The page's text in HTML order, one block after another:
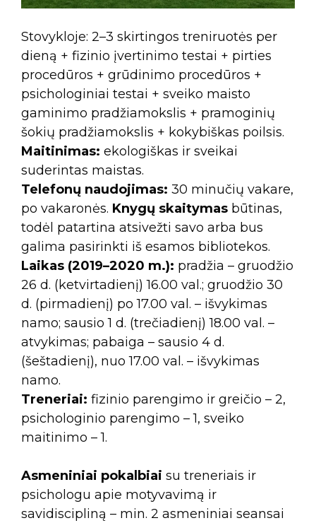
Stovykloje: 2–3 skirtingos treniruotės per
dieną + fizinio įvertinimo testai + pirties
procedūros + grūdinimo procedūros +
psichologiniai testai + sveiko maisto
gaminimo pradžiamokslis + pramoginių
šokių pradžiamokslis + kokybiškas poilsis.
Maitinimas: ekologiškas ir sveikai
suderintas maistas.
Telefonų naudojimas: 30 minučių vakare,
po vakaronės. Knygų skaitymas būtinas,
todėl patartina atsivežti savo arba bus
galima pasirinkti iš esamos bibliotekos.
Laikas (2019–2020 m.): pradžia – gruodžio
26 d. (ketvirtadienį) 16.00 val.; gruodžio 30
d. (pirmadienį) po 17.00 val. – išvykimas
namo; sausio 1 d. (trečiadienį) 18.00 val. –
atvykimas; pabaiga – sausio 4 d.
(šeštadienį), nuo 17.00 val. – išvykimas
namo.
Treneriai: fizinio parengimo ir greičio – 2,
psichologinio parengimo – 1, sveiko
maitinimo – 1.
Asmeniniai pokalbiai su treneriais ir
psichologu apie motyvavimą ir
savidiscipliną – min. 2 asmeniniai seansai